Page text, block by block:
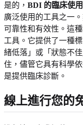
是的， BDI 的臨床使用
廣泛使用的工具之一
可靠性和有效性。這
工具。它提供了一種
緒低落」或「狀態不
住，儘管它具有科學
是提供臨床診斷。
線上進行您的